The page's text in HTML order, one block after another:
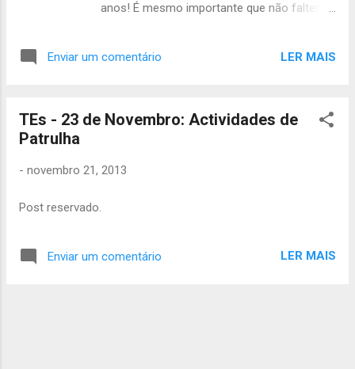
anos! É mesmo importante que não faltem,
amigos e família. Levem lanche ou dinheiro
importante que se tiverem de faltar, avisem
Enviar um comentário LER MAIS
TEs - 23 de Novembro: Actividades de
Patrulha
- novembro 21, 2013
Post reservado.
Enviar um comentário LER MAIS